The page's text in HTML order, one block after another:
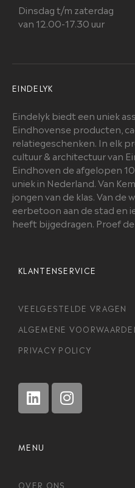
Dinsdag t/m zaterdag
van 12.00-17.30 uur
EINDELYK
Eindelyk biedt een uniek
Eindhovense producten,
relatiegeschenken. In elk
cultuur & architectuur van
Eindhoven de afgelopen
uniek in Nederland. Van
jongen van de klas. Van de
eerbetoon aan de stad en
heeft bijgedragen. Proef
KLANTENSERVICE
VEELGESTELDE VRAGEN
ALGEMENE
PRIVACY POLICY
MENU
OVER ONS